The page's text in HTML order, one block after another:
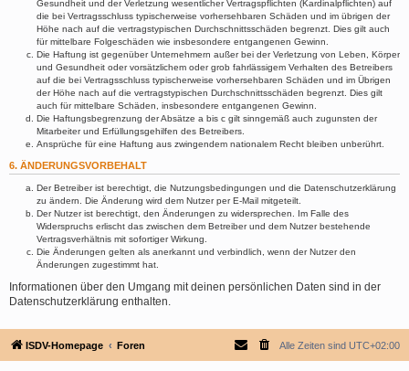
Gesundheit und der Verletzung wesentlicher Vertragspflichten (Kardinalpflichten) auf
die bei Vertragsschluss typischerweise vorhersehbaren Schäden und im übrigen der
Höhe nach auf die vertragstypischen Durchschnittsschäden begrenzt. Dies gilt auch
für mittelbare Folgeschäden wie insbesondere entgangenen Gewinn.
Die Haftung ist gegenüber Unternehmern außer bei der Verletzung von Leben, Körper
und Gesundheit oder vorsätzlichem oder grob fahrlässigem Verhalten des Betreibers
auf die bei Vertragsschluss typischerweise vorhersehbaren Schäden und im Übrigen
der Höhe nach auf die vertragstypischen Durchschnittsschäden begrenzt. Dies gilt
auch für mittelbare Schäden, insbesondere entgangenen Gewinn.
Die Haftungsbegrenzung der Absätze a bis c gilt sinngemäß auch zugunsten der
Mitarbeiter und Erfüllungsgehilfen des Betreibers.
Ansprüche für eine Haftung aus zwingendem nationalem Recht bleiben unberührt.
6. ÄNDERUNGSVORBEHALT
Der Betreiber ist berechtigt, die Nutzungsbedingungen und die Datenschutzerklärung
zu ändern. Die Änderung wird dem Nutzer per E-Mail mitgeteilt.
Der Nutzer ist berechtigt, den Änderungen zu widersprechen. Im Falle des
Widerspruchs erlischt das zwischen dem Betreiber und dem Nutzer bestehende
Vertragsverhältnis mit sofortiger Wirkung.
Die Änderungen gelten als anerkannt und verbindlich, wenn der Nutzer den
Änderungen zugestimmt hat.
Informationen über den Umgang mit deinen persönlichen Daten sind in der
Datenschutzerklärung enthalten.
ISDV-Homepage Foren Alle Zeiten sind UTC+02:00